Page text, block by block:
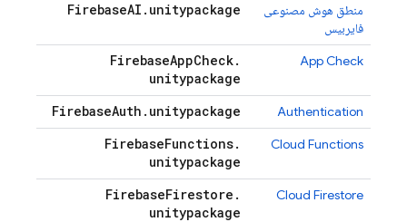
منطق هوش مصنوعی
فایربیس
FirebaseAI . unitypackage
App Check
FirebaseAppCheck.
unitypackage
Authentication
FirebaseAuth . unitypackage
Cloud Functions
FirebaseFunctions.
unitypackage
Cloud Firestore
FirebaseFirestore .
unitypackage